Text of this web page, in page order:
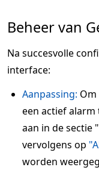
Beheer van
Na succesvolle
interface:
Aanpassing:
een actief alarm
aan in de sectie
vervolgens op
worden